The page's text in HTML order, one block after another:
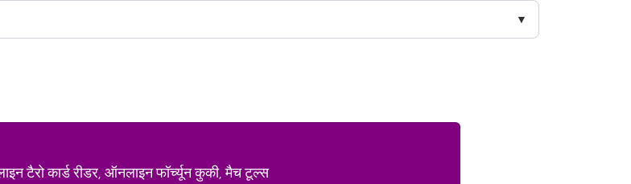
टैरो कार्ड रीडर, ऑनलाइन फॉर्च्यून कुकी, मैच टूल्स